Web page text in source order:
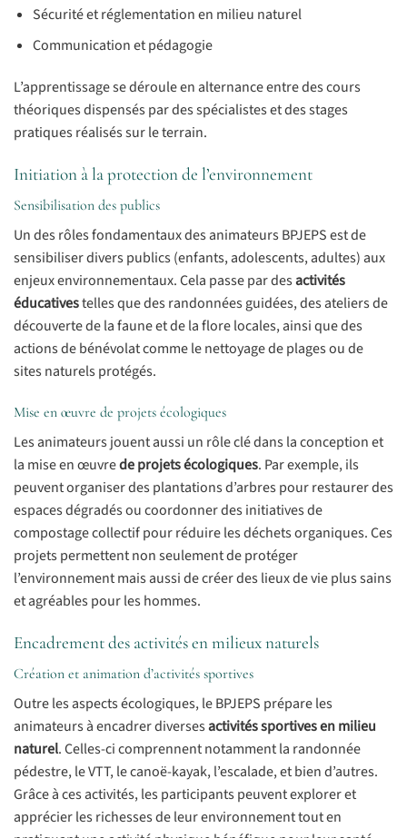
Sécurité et réglementation en milieu naturel
Communication et pédagogie
L’apprentissage se déroule en alternance entre des cours
théoriques dispensés par des spécialistes et des stages
pratiques réalisés sur le terrain.
Initiation à la protection de l’environnement
Sensibilisation des publics
Un des rôles fondamentaux des animateurs BPJEPS est de
sensibiliser divers publics (enfants, adolescents, adultes) aux
enjeux environnementaux. Cela passe par desactivités
éducativestelles que des randonnées guidées, des ateliers de
découverte de la faune et de la flore locales, ainsi que des
actions de bénévolat comme le nettoyage de plages ou de
sites naturels protégés.
Mise en œuvre de projets écologiques
Les animateurs jouent aussi un rôle clé dans la conception et
la mise en œuvrede projets écologiques. Par exemple, ils
peuvent organiser des plantations d’arbres pour restaurer des
espaces dégradés ou coordonner des initiatives de
compostage collectif pour réduire les déchets organiques. Ces
projets permettent non seulement de protéger
l’environnement mais aussi de créer des lieux de vie plus sains
et agréables pour les hommes.
Encadrement des activités en milieux naturels
Création et animation d’activités sportives
Outre les aspects écologiques, le BPJEPS prépare les
animateurs à encadrer diversesactivités sportives en milieu
naturel. Celles-ci comprennent notamment la randonnée
pédestre, le VTT, le canoë-kayak, l’escalade, et bien d’autres.
Grâce à ces activités, les participants peuvent explorer et
apprécier les richesses de leur environnement tout en